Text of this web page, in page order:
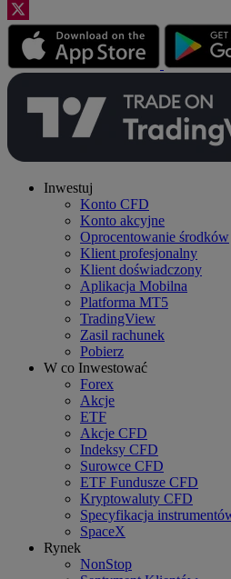
Inwestuj
Konto CFD
Konto akcyjne
Oprocentowanie środków
Klient profesjonalny
Klient doświadczony
Aplikacja Mobilna
Platforma MT5
TradingView
Zasil rachunek
Pobierz
W co Inwestować
Forex
Akcje
ETF
Akcje CFD
Indeksy CFD
Surowce CFD
ETF Fundusze CFD
Kryptowaluty CFD
Specyfikacja
SpaceX
Rynek
NonStop